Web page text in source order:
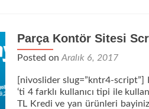
Parça Kontör Sitesi
Posted on Aralık 6, 2017
[nivoslider slug=”kntr4-
‘ti 4 farklı kullanıcı tipi ile
TL Kredi ve yan ürünleri